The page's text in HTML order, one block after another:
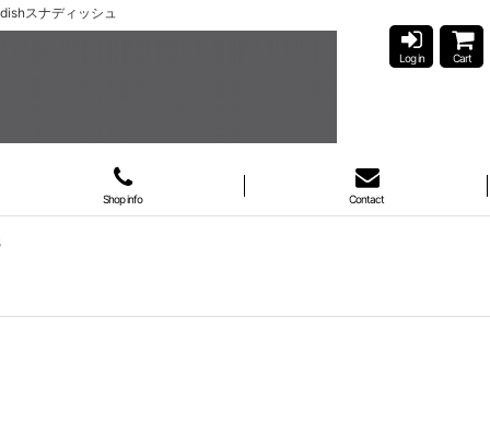
スナディッシュ
Log in Cart
Shop info Contact